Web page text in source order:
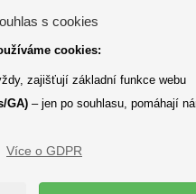
K jakémukoliv
s cookies
cookies:
zajišťují základní funkce webu
GA) – jen po souhlasu, pomáhají
Více o GDPR